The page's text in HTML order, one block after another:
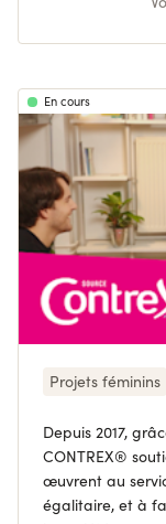
En cours
Projets féminins
Depuis 2017,
CONTREX®
œuvrent au
égalitaire, et à